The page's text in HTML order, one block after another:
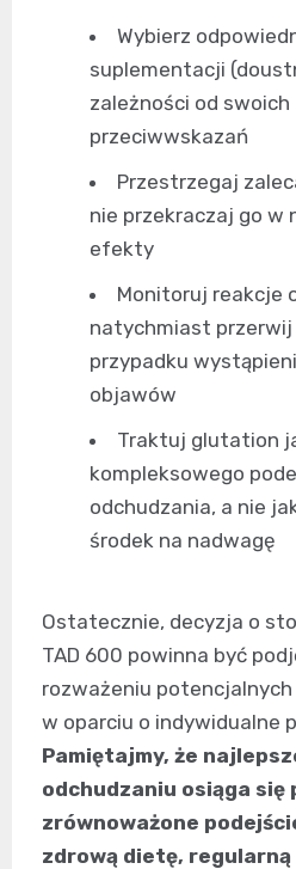
Wybierz
suplementacji
zależności od
przeciwwskazań
Przestrzegaj
nie przekraczaj go w
efekty
Monitoruj reakcje
natychmiast
przypadku
objawów
Traktuj glutation
kompleksowego
odchudzania, a nie
środek na nadwagę
Ostatecznie, decyzja o
TAD 600 powinna być
rozważeniu
w oparciu o indywidualne
Pamiętajmy, że
odchudzaniu osiąga się
zrównoważone
zdrową dietę,